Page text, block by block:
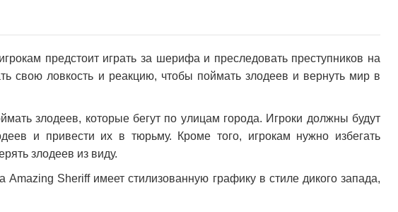
предстоит играть за шерифа и преследовать преступников на
свою ловкость и реакцию, чтобы поймать злодеев и вернуть мир в
злодеев, которые бегут по улицам города. Игроки должны будут
и привести их в тюрьму. Кроме того, игрокам нужно избегать
злодеев из виду.
Sheriff имеет стилизованную графику в стиле дикого запада,